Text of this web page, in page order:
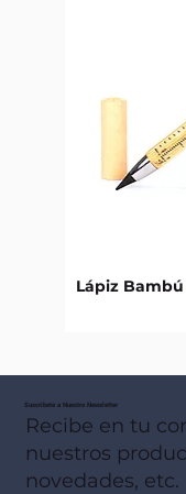
Lápiz
Suscribete a Nuestro Newsletter
Recibe en tu
nuestros
novedades, etc.